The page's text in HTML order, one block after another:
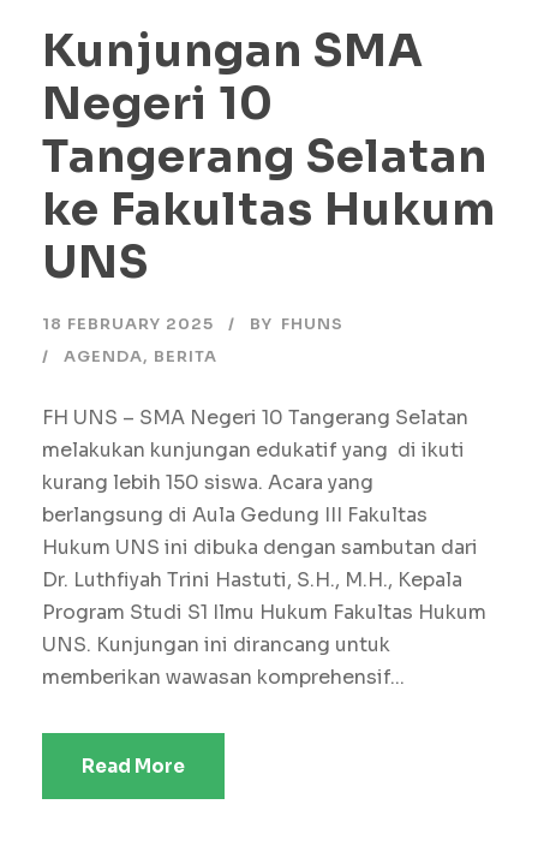
Kunjungan SMA
Negeri 10
Tangerang Selatan
ke Fakultas Hukum
UNS
18 FEBRUARY 2025 BY FHUNS
AGENDA, BERITA
FH UNS – SMA Negeri 10 Tangerang Selatan
melakukan kunjungan edukatif yang di ikuti
kurang lebih 150 siswa. Acara yang
berlangsung di Aula Gedung III Fakultas
Hukum UNS ini dibuka dengan sambutan dari
Dr. Luthfiyah Trini Hastuti, S.H., M.H., Kepala
Program Studi S1 Ilmu Hukum Fakultas Hukum
UNS. Kunjungan ini dirancang untuk
memberikan wawasan komprehensif...
Read More